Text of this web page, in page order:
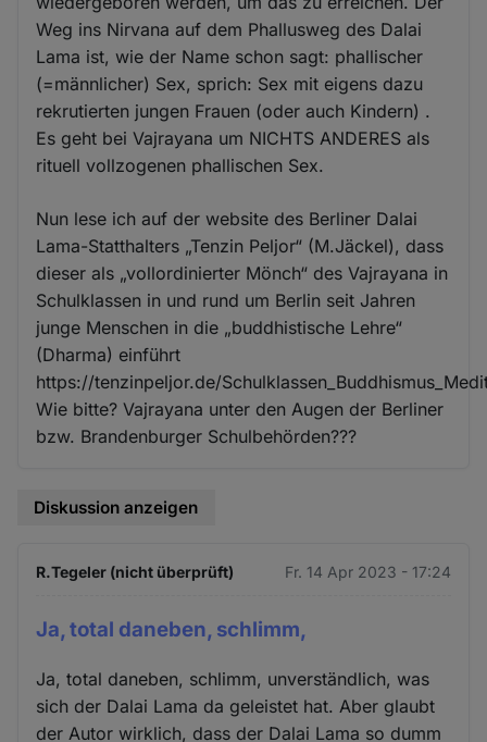
Weg ins Nirvana auf dem Phallusweg des Dalai
Lama ist, wie der Name schon sagt: phallischer
(=männlicher) Sex, sprich: Sex mit eigens dazu
rekrutierten jungen Frauen (oder auch Kindern) .
Es geht bei Vajrayana um NICHTS ANDERES als
rituell vollzogenen phallischen Sex.
Nun lese ich auf der website des Berliner Dalai
Lama-Statthalters „Tenzin Peljor“ (M.Jäckel), dass
dieser als „vollordinierter Mönch“ des Vajrayana in
Schulklassen in und rund um Berlin seit Jahren
junge Menschen in die „buddhistische Lehre“
(Dharma) einführt
https://tenzinpeljor.de/
Wie bitte? Vajrayana unter den Augen der Berliner
bzw. Brandenburger Schulbehörden???
Diskussion anzeigen
R.Tegeler (nicht überprüft) Fr. 14 Apr 2023 - 17:24
Ja, total daneben, schlimm,
Ja, total daneben, schlimm, unverständlich, was
sich der Dalai Lama da geleistet hat. Aber glaubt
der Autor wirklich, dass der Dalai Lama so dumm